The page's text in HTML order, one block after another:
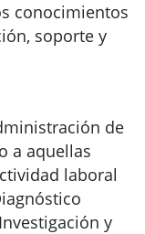
conocimientos
soporte y
de
a aquellas
laboral
y